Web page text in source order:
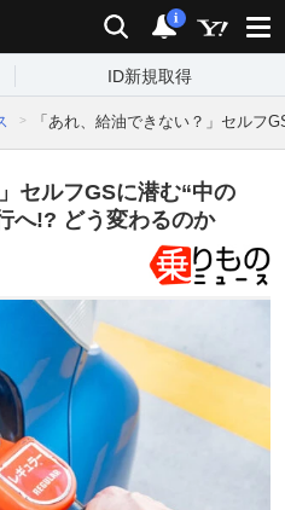
検索 通知
i
ID新規取得
「あれ、給油できない？」セルフ
セルフGSに潜む“中の
へ!? どう変わるのか